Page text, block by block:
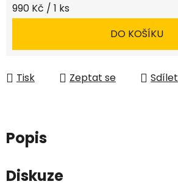
Měrná cena:
990 Kč / 1 ks
DO KOŠÍKU
Tisk Zeptat se Sdílet
Popis
Diskuze